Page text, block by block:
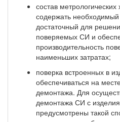
состав
содержать
достаточный для
поверяемых СИ и
производительность
наименьших затратах;
поверка встроенных в
обеспечиваться на
демонтажа. Для
демонтажа СИ с
предусмотрены такой